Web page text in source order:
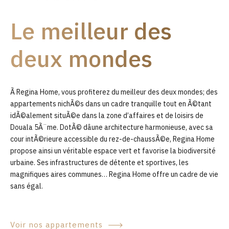
0
Le meilleur des
deux mondes
Ã Regina Home, vous profiterez du meilleur des deux mondes; des
appartements nichÃ©s dans un cadre tranquille tout en Ã©tant
idÃ©alement situÃ©e dans la zone d’affaires et de loisirs de
Douala 5Ã¨me. DotÃ© dâune architecture harmonieuse, avec sa
cour intÃ©rieure accessible du rez-de-chaussÃ©e, Regina Home
propose ainsi un véritable espace vert et favorise la biodiversité
urbaine. Ses infrastructures de détente et sportives, les
magnifiques aires communes… Regina Home offre un cadre de vie
sans égal.
Voir nos appartements